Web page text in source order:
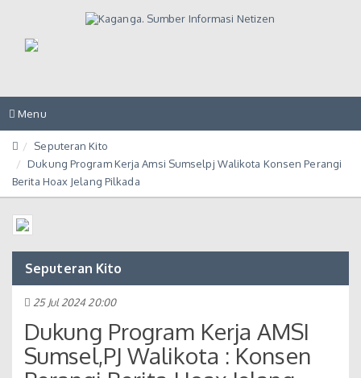
Toggle
navigation
Menu
Seputeran Kito
Dukung Program Kerja Amsi Sumselpj Walikota Konsen Perangi
Berita Hoax Jelang Pilkada
Seputeran Kito
25 Jul 2024 20:00
Dukung Program Kerja AMSI
Sumsel,PJ Walikota : Konsen